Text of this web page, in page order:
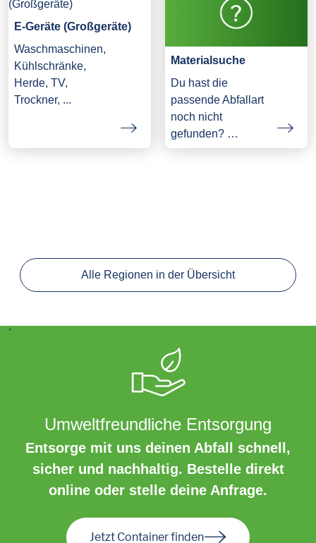
E-Geräte (Großgeräte)
Waschmaschinen,
Kühlschränke,
Herde, TV,
Trockner, ...
Materialsuche
Du hast die
passende Abfallart
noch nicht
gefunden? …
Alle Regionen in der Übersicht
´
Umweltfreundliche Entsorgung
Entsorge mit uns deinen Abfall schnell,
sicher und nachhaltig. Bestelle direkt
online oder stelle deine Anfrage.
Jetzt Container finden